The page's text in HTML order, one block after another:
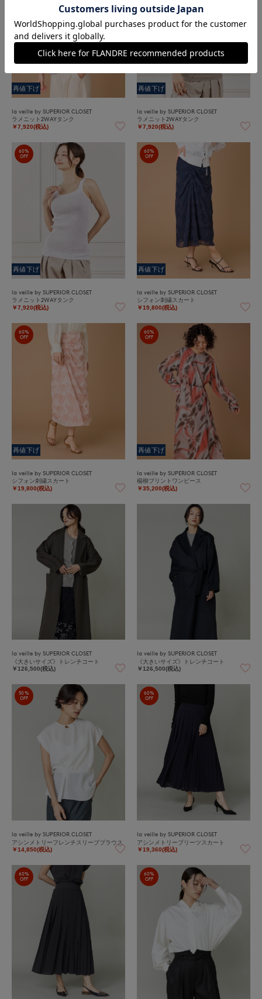
再値下げ
la veille by SUPERIOR CLOSET
ラメニット2WAYタンク
￥7,920(税込)
再値下げ
la veille by SUPERIOR CLOSET
ラメニット2WAYタンク
￥7,920(税込)
60%
OFF
再値下げ
la veille by SUPERIOR CLOSET
ラメニット2WAYタンク
￥7,920(税込)
60%
OFF
再値下げ
la veille by SUPERIOR CLOSET
シフォン刺繍スカート
￥19,800(税込)
60%
OFF
再値下げ
la veille by SUPERIOR CLOSET
シフォン刺繍スカート
￥19,800(税込)
60%
OFF
再値下げ
la veille by SUPERIOR CLOSET
楊柳プリントワンピース
￥35,200(税込)
la veille by SUPERIOR CLOSET
《大きいサイズ》トレンチコート
￥126,500(税込)
la veille by SUPERIOR CLOSET
《大きいサイズ》トレンチコート
￥126,500(税込)
50%
OFF
la veille by SUPERIOR CLOSET
アシンメトリーフレンチスリーブブラウス
￥14,850(税込)
60%
OFF
la veille by SUPERIOR CLOSET
アシンメトリープリーツスカート
￥19,360(税込)
60%
OFF
60%
OFF